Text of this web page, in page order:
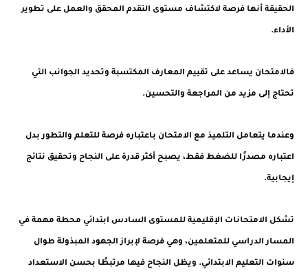
الحقيقة أنها فرصة لاكتشاف مستوى التقدم المحقق والعمل على تطوير
الأداء.
فالامتحان يساعد على تقييم المعارف المكتسبة وتحديد الجوانب التي
تحتاج إلى مزيد من المراجعة والتحسين.
وعندما يتعامل التلميذ مع الامتحان باعتباره فرصة للتعلم والتطور بدل
اعتباره مصدرًا للضغط فقط، يصبح أكثر قدرة على النجاح وتحقيق نتائج
إيجابية.
تشكل الامتحانات الإقليمية للمستوى السادس ابتدائي محطة مهمة في
المسار الدراسي للمتعلمين، وهي فرصة لإبراز الجهود المبذولة طوال
سنوات التعليم الابتدائي. ويظل النجاح فيها مرتبطًا بحسن الاستعداد